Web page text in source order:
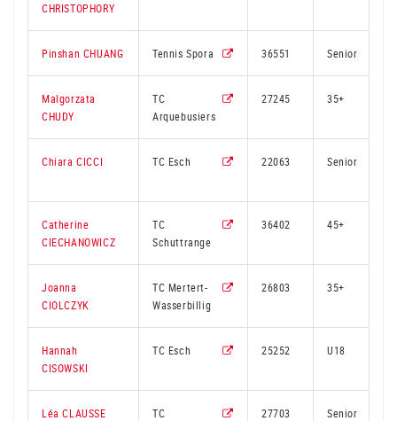
CHRISTOPHORY
Pinshan CHUANG Tennis Spora 36551 Senior
Malgorzata
CHUDY
TC
Arquebusiers
27245 35+
Chiara CICCI TC Esch 22063 Senior
Catherine
CIECHANOWICZ
TC
Schuttrange
36402 45+
Joanna
CIOLCZYK
TC Mertert-
Wasserbillig
26803 35+
Hannah
CISOWSKI
TC Esch 25252 U18
Léa CLAUSSE
TC
27703 Senior